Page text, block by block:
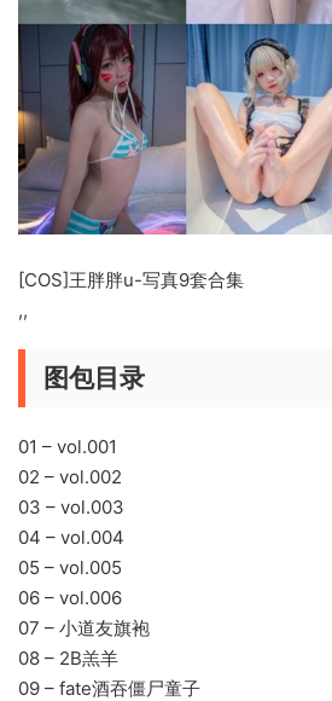
[COS]王胖胖u-写真9套合集
,,
图包目录
01 – vol.001
02 – vol.002
03 – vol.003
04 – vol.004
05 – vol.005
06 – vol.006
07 – 小道友旗袍
08 – 2B羔羊
09 – fate酒吞僵尸童子